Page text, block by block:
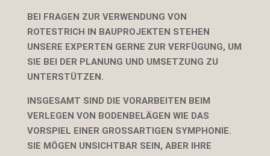
BEI FRAGEN ZUR VERWENDUNG VON
ROTESTRICH IN BAUPROJEKTEN STEHEN
UNSERE EXPERTEN GERNE ZUR VERFÜGUNG, UM
SIE BEI DER PLANUNG UND UMSETZUNG ZU
UNTERSTÜTZEN.
INSGESAMT SIND DIE VORARBEITEN BEIM
VERLEGEN VON BODENBELÄGEN WIE DAS
VORSPIEL EINER GROSSARTIGEN SYMPHONIE. S
IE MÖGEN UNSICHTBAR SEIN, ABER IHRE B